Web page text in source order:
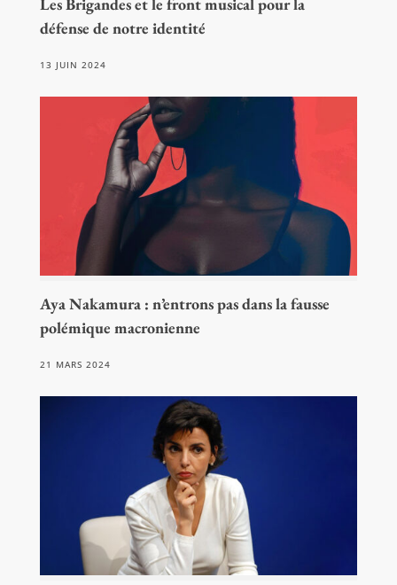
Les Brigandes et le front musical pour la
défense de notre identité
13 JUIN 2024
Aya Nakamura : n’entrons pas dans la fausse
polémique macronienne
21 MARS 2024